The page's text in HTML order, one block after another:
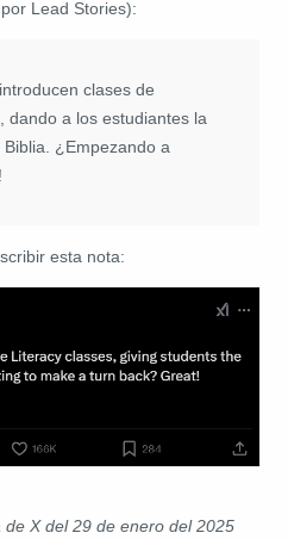
Lead Stories):
clases de
dando a los estudiantes la
¿Empezando a
esta nota:
X del 29 de enero del 2025